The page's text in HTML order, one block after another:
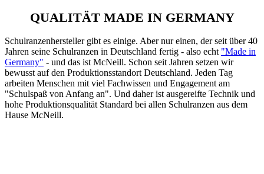
QUALITÄT MADE IN GERMANY
Schulranzenhersteller gibt es einige. Aber nur einen, der seit über 40
Jahren seine Schulranzen in Deutschland fertig - also echt "Made in
Germany" - und das ist McNeill. Schon seit Jahren setzen wir
bewusst auf den Produktionsstandort Deutschland. Jeden Tag
arbeiten Menschen mit viel Fachwissen und Engagement am
"Schulspaß von Anfang an". Und daher ist ausgereifte Technik und
hohe Produktionsqualität Standard bei allen Schulranzen aus dem
Hause McNeill.